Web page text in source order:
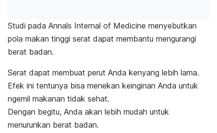
Studi pada Annals Internal of Medicine menyebutkan
pola makan tinggi serat dapat membantu mengurangi
berat badan.
Serat dapat membuat perut Anda kenyang lebih lama.
Efek ini tentunya bisa menekan keinginan Anda untuk
ngemil makanan tidak sehat.
Dengan begitu, Anda akan lebih mudah untuk
menurunkan berat badan.